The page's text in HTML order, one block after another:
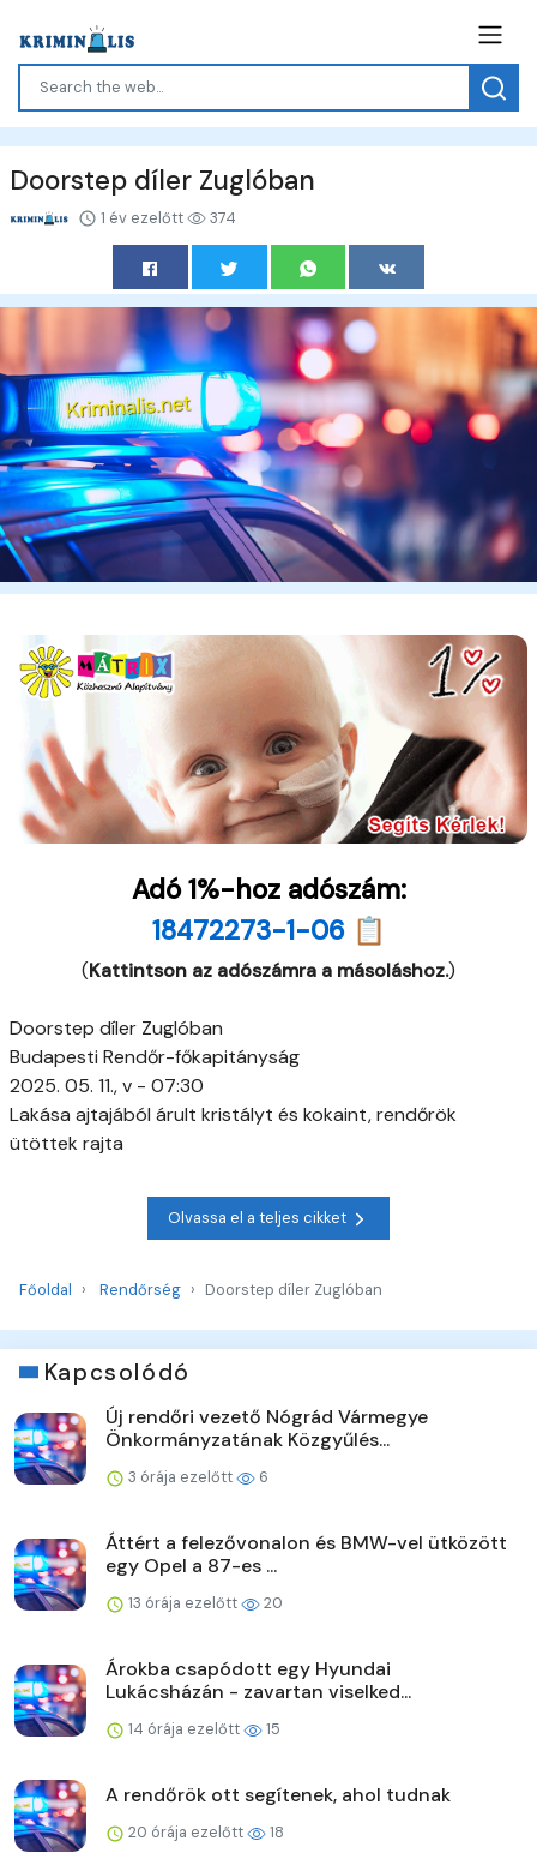
Doorstep díler Zuglóban
1 év ezelőtt 374
Adó 1%-hoz adószám:
18472273-1-06 📋
(Kattintson az adószámra a másoláshoz.)
Doorstep díler Zuglóban
Budapesti Rendőr-főkapitányság
2025. 05. 11., v - 07:30
Lakása ajtajából árult kristályt és kokaint, rendőrök
ütöttek rajta
Olvassa el a teljes cikket
Főoldal Rendőrség Doorstep díler Zuglóban
Kapcsolódó
Új rendőri vezető Nógrád Vármegye
Önkormányzatának Közgyűlés...
3 órája ezelőtt 6
Áttért a felezővonalon és BMW-vel ütközött
egy Opel a 87-es ...
13 órája ezelőtt 20
Árokba csapódott egy Hyundai
Lukácsházán - zavartan viselked...
14 órája ezelőtt 15
A rendőrök ott segítenek, ahol tudnak
20 órája ezelőtt 18